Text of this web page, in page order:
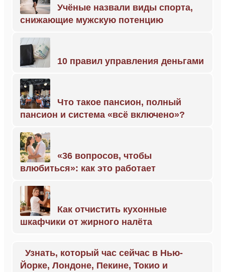
Учёные назвали виды спорта,
снижающие мужскую потенцию
10 правил управления деньгами
Что такое пансион, полный
пансион и система «всё включено»?
«36 вопросов, чтобы
влюбиться»: как это работает
Как отчистить кухонные
шкафчики от жирного налёта
Узнать, который час сейчас в Нью-
Йорке, Лондоне, Пекине, Токио и